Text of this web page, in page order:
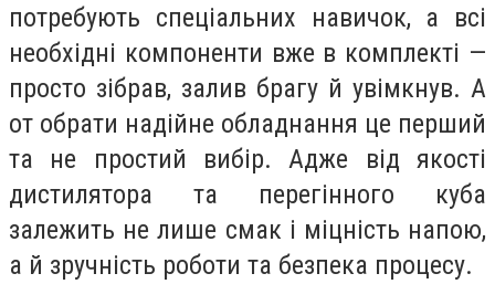
потребують спеціальних навичок, а всі
необхідні компоненти вже в комплекті —
просто зібрав, залив брагу й увімкнув. А
от обрати надійне обладнання це перший
та не простий вибір. Адже від якості
дистилятора та перегінного куба
залежить не лише смак і міцність напою,
а й зручність роботи та безпека процесу.